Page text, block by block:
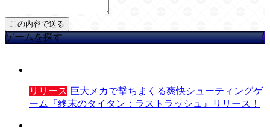
ゲームを探す
リリース 巨大メカで撃ちまくる爽快シューティングゲ
ーム『終末のタイタン：ラストラッシュ』リリース！